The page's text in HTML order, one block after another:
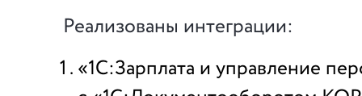
Реализованы интеграции:
«1С:Зарплата и управление